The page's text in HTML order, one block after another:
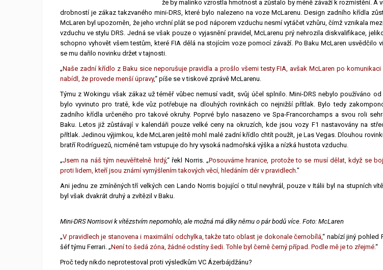
že by malinko vzrostla hmotnost a zůstalo by méně závaží k rozmístění. A
drobností je zákaz takzvaného mini-DRS, které bylo nalezeno na voze McLarenu. Design zadního křídla
McLaren byl upozorněn, že jeho vrchní plát se pod náporem vzduchu nesmí vytáčet vzhůru, čímž vznikala
vzduchu ve stylu DRS. Jedná se však pouze o vyjasnění pravidel, McLarenu prý nehrozila diskvalifikace,
schopno vyhovět všem testům, které FIA dělá na stojícím voze pomocí závaží. Po Baku McLaren usvědčilo
se mu dařilo novinku držet v tajnosti.
„Naše zadní křídlo z Baku sice neporušuje pravidla a prošlo všemi testy FIA, avšak McLaren po komunikaci
nabídl, že provede menší úpravy,“ píše se v tiskové zprávě McLarenu.
Týmu z Wokingu však zákaz už téměř vůbec nemusí vadit, svůj účel splnilo. Mini-DRS nebylo používáno od
bylo vyvinuto pro tratě, kde vůz potřebuje na dlouhých rovinkách co nejnižší přítlak. Bylo tedy
zadního křídla určeného pro takové okruhy. Poprvé bylo nasazeno ve Spa-Francorchamps a svou roli
Baku. Letos již zůstávají v kalendáři pouze velké ceny na okruzích, kde jsou vozy F1 nastavovány na
přítlak. Jedinou výjimkou, kde McLaren ještě mohl malé zadní křídlo chtít použít, je Las Vegas. Dlouhou
bratří Rodríguezů, nicméně tam vstupuje do hry vysoká nadmořská výška a nízká hustota vzduchu.
„Jsem na náš tým neuvěřitelně hrdý,“ řekl Norris. „Posouváme hranice, protože to se musí dělat, když se
proti lidem, kteří jsou známí vymýšlením takových věcí, hledáním děr v pravidlech."
Ani jednu ze zmíněných tří velkých cen Lando Norris bojující o titul nevyhrál, pouze v Itálii byl na stupních
byl však dvakrát druhý a zvítězil v Baku.
Mini-DRS Norrisovi k vítězstvím nepomohlo, ale možná má díky němu o pár bodů více. Foto: McLaren
„V pravidlech je stanovena i maximální odchylka, takže tato oblast je dokonale černobílá,“ nabízí jiný pohled
šéf týmu Ferrari. „Není to šedá zóna, žádné odstíny šedi. Tohle byl černě černý případ. Podle mě je to zřejmé.“
Proč tedy nikdo neprotestoval proti výsledkům VC Ázerbájdžánu?